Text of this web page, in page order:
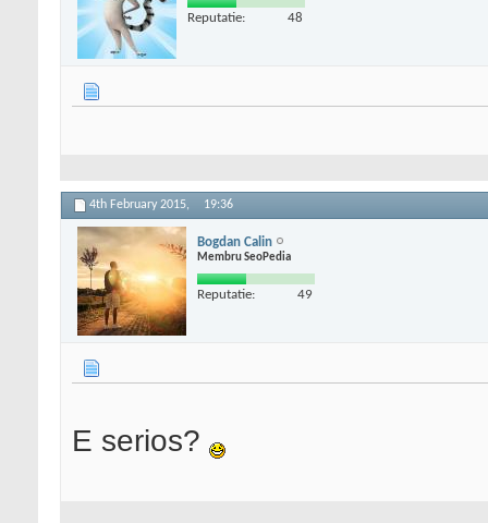
Reputatie: 48
4th February 2015, 19:36
Bogdan Calin
Membru SeoPedia
Reputatie: 49
E serios?